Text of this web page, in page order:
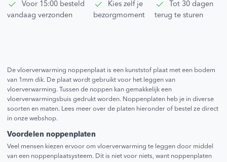
Voor 15:00 besteld
vandaag verzonden
Kies zelf je
bezorgmoment
Tot 30 dagen
terug te sturen
De vloerverwarming noppenplaat is een kunststof plaat met een bodem
van 1mm dik. De plaat wordt gebruikt voor het leggen van
vloerverwarming. Tussen de noppen kan gemakkelijk een
vloerverwarmingsbuis gedrukt worden. Noppenplaten heb je in diverse
soorten en maten. Lees meer over de platen hieronder of bestel ze direct
in onze webshop.
Voordelen noppenplaten
Veel mensen kiezen ervoor om vloerverwarming te leggen door middel
van een noppenplaatsysteem. Dit is niet voor niets, want noppenplaten